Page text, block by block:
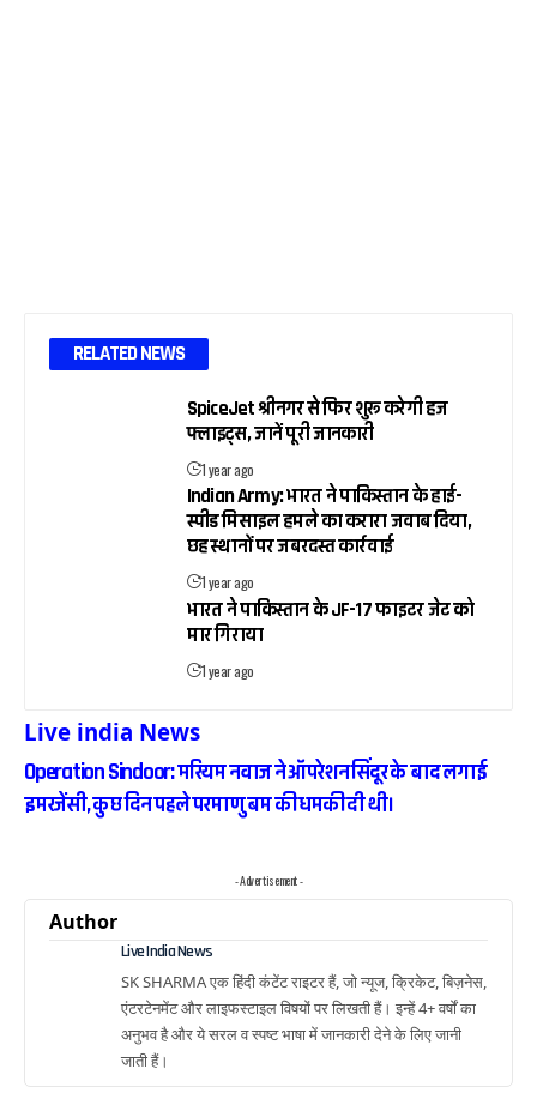
RELATED NEWS
SpiceJet श्रीनगर से फिर शुरू करेगी हज
फ्लाइट्स, जानें पूरी जानकारी
1 year ago
Indian Army: भारत ने पाकिस्तान के हाई-
स्पीड मिसाइल हमले का करारा जवाब दिया,
छह स्थानों पर जबरदस्त कार्रवाई
1 year ago
भारत ने पाकिस्तान के JF-17 फाइटर जेट को
मार गिराया
1 year ago
Live india News
Operation Sindoor: मरियम नवाज ने ऑपरेशन सिंदूर के बाद लगाई
इमरजेंसी, कुछ दिन पहले परमाणु बम की धमकी दी थी।
- Advertisement -
Author
Live India News
SK SHARMA एक हिंदी कंटेंट राइटर हैं, जो न्यूज, क्रिकेट, बिज़नेस,
एंटरटेनमेंट और लाइफस्टाइल विषयों पर लिखती हैं। इन्हें 4+ वर्षों का
अनुभव है और ये सरल व स्पष्ट भाषा में जानकारी देने के लिए जानी
जाती हैं।